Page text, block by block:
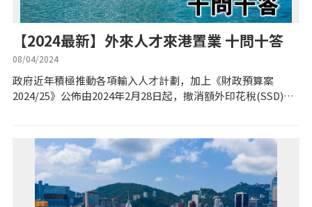
中原按揭標籤優惠
推薦齊齊友賞
按揭工具
轉按計算
【2024最新】外來人才來港置業 十問十答
08/04/2024
政府近年積極推動各項輸入人才計劃，加上《財政預算案
2024/25》公佈由2024年2月28日起，撤消額外印花稅(SSD)、